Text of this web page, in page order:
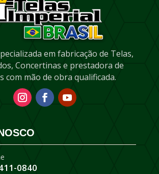
em fabricação de Telas,
Concertinas e prestadora de
com mão de obra qualificada.
0840